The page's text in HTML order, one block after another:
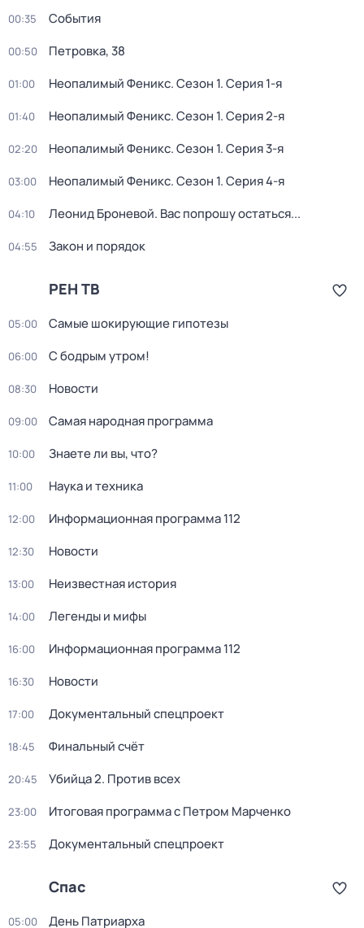
00:35 События
00:50 Петровка, 38
01:00 Неопалимый Феникс. Сезон 1. Серия 1-я
01:40 Неопалимый Феникс. Сезон 1. Серия 2-я
02:20 Неопалимый Феникс. Сезон 1. Серия 3-я
03:00 Неопалимый Феникс. Сезон 1. Серия 4-я
04:10 Леонид Броневой. Вас попрошу остаться...
04:55 Закон и порядок
РЕН ТВ
05:00 Самые шoкиpующие гипотезы
06:00 С бодрым утром!
08:30 Новости
09:00 Самая народная программа
10:00 Знаете ли вы, что?
11:00 Наука и техника
12:00 Информационная программа 112
12:30 Новости
13:00 Неизвестная история
14:00 Легенды и мифы
16:00 Информационная программа 112
16:30 Новости
17:00 Документальный спецпроект
18:45 Финальный счёт
20:45 Убийца 2. Против всех
23:00 Итогoвая программа с Петрoм Марченко
23:55 Документальный спецпроект
Спас
05:00 День Патриарха